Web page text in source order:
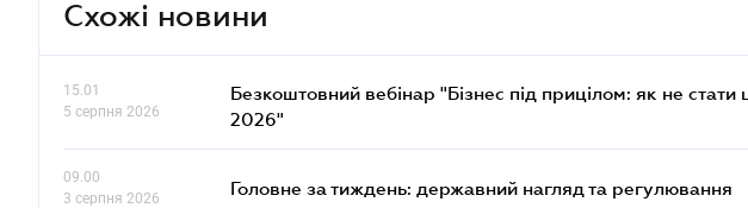
Схожі новини
15.01
5 серпня 2026
Безкоштовний вебінар "Бізнес під прицілом: як не стати
2026"
09.00
3 серпня 2026
Головне за тиждень: державний нагляд та регулювання